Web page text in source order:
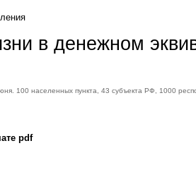
в денежном
100 населенных пункта, 43 субъекта РФ, 1000
pdf